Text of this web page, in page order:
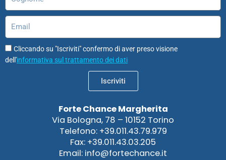
Cliccando su "Iscriviti" confermo di aver preso visione
dell'informativa sul trattamento dei dati
Iscriviti
Forte Chance Margherita
Via Bologna, 78 – 10152 Torino
Telefono: +39.011.43.79.979
Fax: +39.011.43.03.205
Email: info@fortechance.it